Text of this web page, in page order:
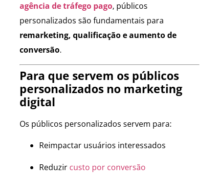
agência de tráfego pago, públicos
personalizados são fundamentais para
remarketing, qualificação e aumento de
conversão.
Para que servem os públicos
personalizados no marketing
digital
Os públicos personalizados servem para:
Reimpactar usuários interessados
Reduzir custo por conversão